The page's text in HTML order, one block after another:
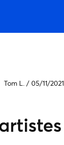
Tom L. / 05/11/2021